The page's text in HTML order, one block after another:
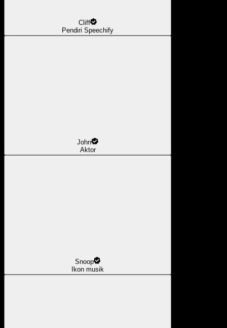
Cliff
Pendiri Speechify
John
Aktor
Snoop
Ikon musik